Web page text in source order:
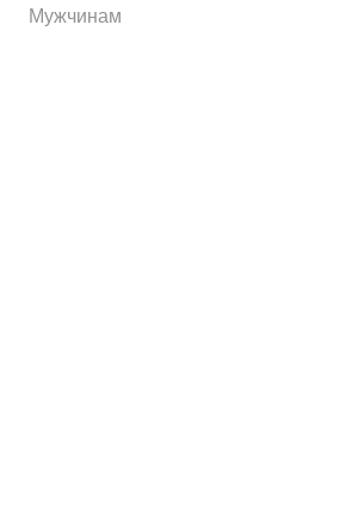
Мужчинам